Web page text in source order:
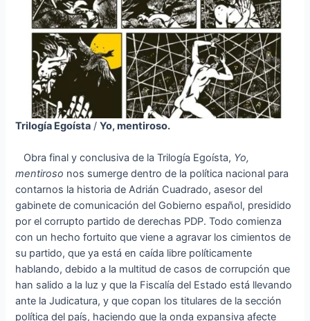
Trilogía Egoísta /Yo, mentiroso.
Obra final y conclusiva de la Trilogía Egoísta, Yo,
mentiroso nos sumerge dentro de la política nacional para
contarnos la historia de Adrián Cuadrado, asesor del
gabinete de comunicación del Gobierno español, presidido
por el corrupto partido de derechas PDP. Todo comienza
con un hecho fortuito que viene a agravar los cimientos de
su partido, que ya está en caída libre políticamente
hablando, debido a la multitud de casos de corrupción que
han salido a la luz y que la Fiscalía del Estado está llevando
ante la Judicatura, y que copan los titulares de la sección
política del país, haciendo que la onda expansiva afecte